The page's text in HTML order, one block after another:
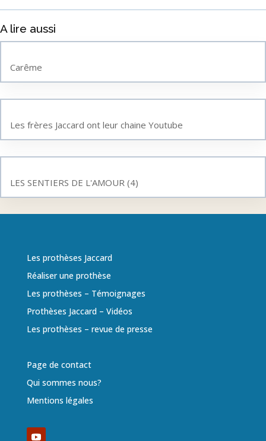
A lire aussi
Carême
Les frères Jaccard ont leur chaine Youtube
LES SENTIERS DE L'AMOUR (4)
Les prothèses Jaccard
Réaliser une prothèse
Les prothèses – Témoignages
Prothèses Jaccard – Vidéos
Les prothèses – revue de presse
Page de contact
Qui sommes nous?
Mentions légales